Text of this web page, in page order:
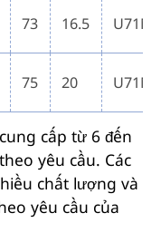
73 16.5
75 20
cấp từ 6 đến
yêu cầu. Các
chất lượng và
yêu cầu của